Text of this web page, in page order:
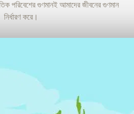
পরিবেশের গুণমানই আমাদের জীবনের গুণমান
নির্ধারণ করে।